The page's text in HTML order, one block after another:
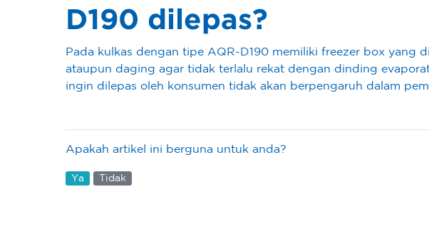
D190 dilepas?
Pada kulkas dengan tipe AQR-D190 memiliki freezer box yang
ataupun daging agar tidak terlalu rekat dengan dinding
ingin dilepas oleh konsumen tidak akan berpengaruh dalam
Apakah artikel ini berguna untuk anda?
Ya Tidak